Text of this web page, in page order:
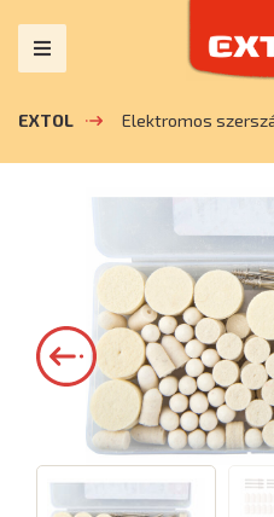
EXTOL Elektromos